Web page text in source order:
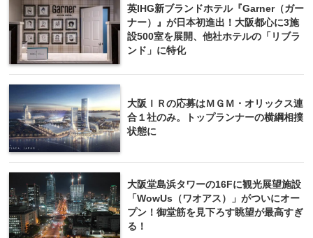
英IHG新ブランドホテル『Garner（ガー
ナー）』が日本初進出！大阪都心に3施
設500室を展開、他社ホテルの「リブラ
ンド」に特化
大阪ＩＲの応募はＭＧＭ・オリックス連
合１社のみ。トップランナーの横綱相撲
状態に
大阪堂島浜タワーの16Fに観光展望施設
「WowUs（ワオアス）」がついにオー
プン！御堂筋を見下ろす眺望が最高すぎ
る！